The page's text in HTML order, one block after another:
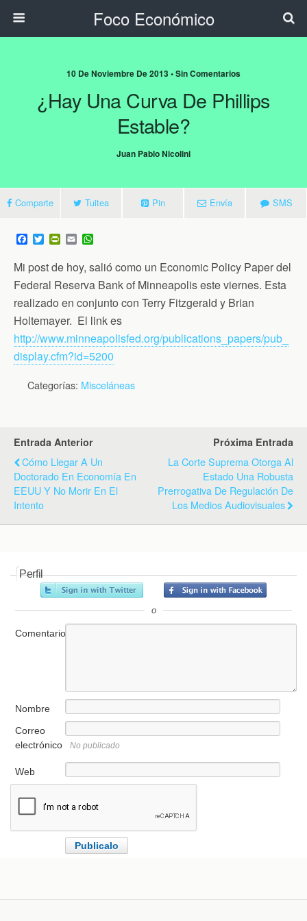
Foco Económico
10 De Noviembre De 2013 • Sin Comentarios
¿Hay Una Curva De Phillips
Estable?
Juan Pablo Nicolini
Comparte Tuitea Pin Envía SMS
F
a
e
b
o
o
k
T
w
t
t
e
r
P
n
t
F
r
i
e
n
d
l
E
m
i
l
t
s
A
p
p
Mi post de hoy, salió como un Economic Policy Paper del
Federal Reserva Bank of Minneapolis este viernes. Esta
realizado en conjunto con Terry Fitzgerald y Brian
Holtemayer. El link es
http://www.minneapolisfed.org/publications_papers/pub_
display.cfm?id=5200
Categorías: Misceláneas
Entrada Anterior
Cómo Llegar A Un
Doctorado En Economía En
EEUU Y No Morir En El
Intento
Próxima Entrada
La Corte Suprema Otorga Al
Estado Una Robusta
Prerrogativa De Regulación De
Los Medios Audiovisuales
Perfil
o
Comentario
Nombre
Correo
electrónico
No publicado
Web